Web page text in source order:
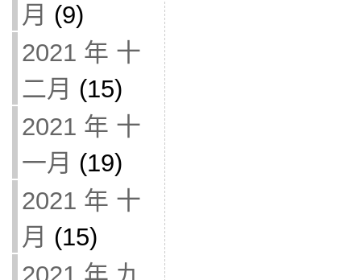
月 (9)
2021 年 十
二月 (15)
2021 年 十
一月 (19)
2021 年 十
月 (15)